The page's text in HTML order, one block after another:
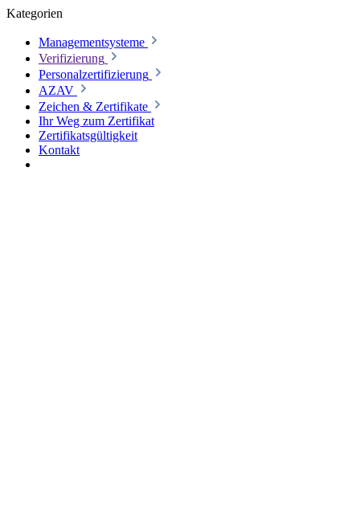
Kategorien
Managementsysteme
Verifizierung
Personalzertifizierung
AZAV
Zeichen & Zertifikate
Ihr Weg zum Zertifikat
Zertifikatsgültigkeit
Kontakt